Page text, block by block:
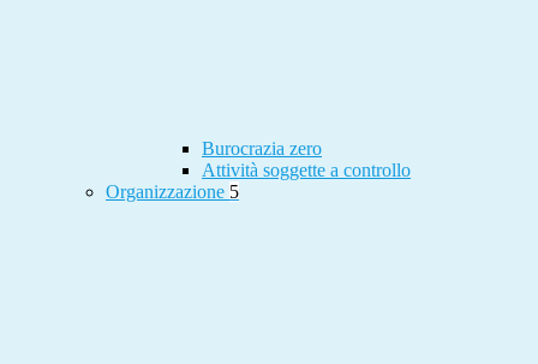
Burocrazia zero
Attività soggette a controllo
Organizzazione 5